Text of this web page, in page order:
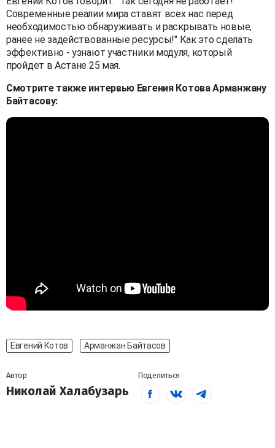
Современные реалии мира ставят всех нас перед
необходимостью обнаруживать и раскрывать новые,
ранее не задействованные ресурсы!" Как это сделать
эффективно - узнают участники модуля, который
пройдет в Астане 25 мая.
Смотрите также интервью Евгения Котова Арманжану
Байтасову:
Евгений Котов Арманжан Байтасов
Автор
Николай Халабузарь
Поделиться